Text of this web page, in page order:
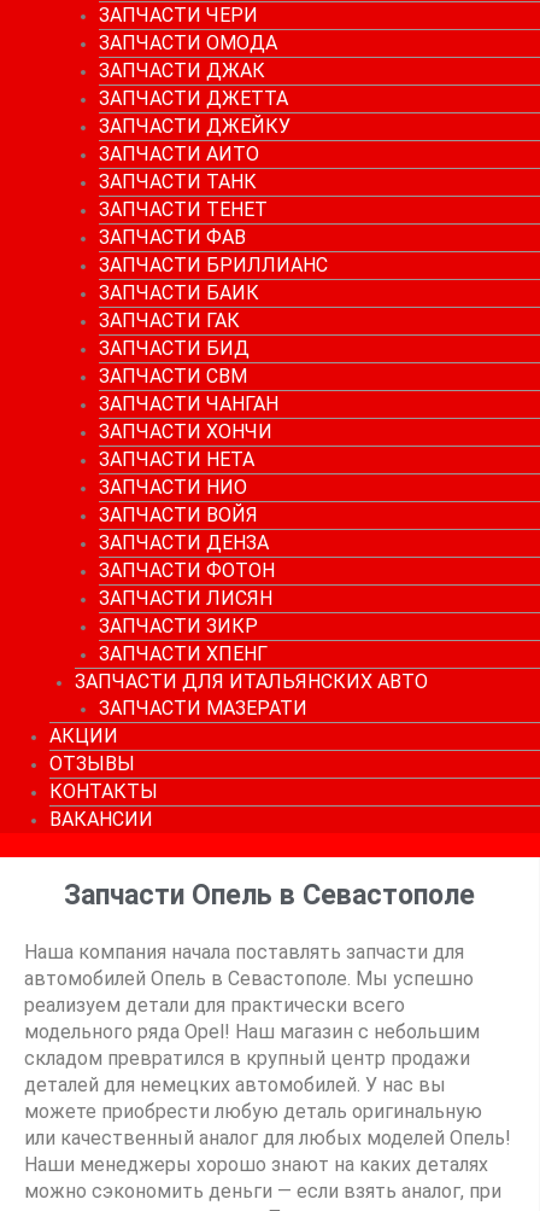
ЗАПЧАСТИ ЧЕРИ
ЗАПЧАСТИ ОМОДА
ЗАПЧАСТИ ДЖАК
ЗАПЧАСТИ ДЖЕТТА
ЗАПЧАСТИ ДЖЕЙКУ
ЗАПЧАСТИ АИТО
ЗАПЧАСТИ ТАНК
ЗАПЧАСТИ ТЕНЕТ
ЗАПЧАСТИ ФАВ
ЗАПЧАСТИ БРИЛЛИАНС
ЗАПЧАСТИ БАИК
ЗАПЧАСТИ ГАК
ЗАПЧАСТИ БИД
ЗАПЧАСТИ СВМ
ЗАПЧАСТИ ЧАНГАН
ЗАПЧАСТИ ХОНЧИ
ЗАПЧАСТИ НЕТА
ЗАПЧАСТИ НИО
ЗАПЧАСТИ ВОЙЯ
ЗАПЧАСТИ ДЕНЗА
ЗАПЧАСТИ ФОТОН
ЗАПЧАСТИ ЛИСЯН
ЗАПЧАСТИ ЗИКР
ЗАПЧАСТИ ХПЕНГ
ЗАПЧАСТИ ДЛЯ ИТАЛЬЯНСКИХ АВТО
ЗАПЧАСТИ МАЗЕРАТИ
АКЦИИ
ОТЗЫВЫ
КОНТАКТЫ
ВАКАНСИИ
Запчасти Опель в Севастополе
Наша компания начала поставлять запчасти для
автомобилей Опель в Севастополе. Мы успешно
реализуем детали для практически всего
модельного ряда Opel! Наш магазин с небольшим
складом превратился в крупный центр продажи
деталей для немецких автомобилей. У нас вы
можете приобрести любую деталь оригинальную
или качественный аналог для любых моделей Опель!
Наши менеджеры хорошо знают на каких деталях
можно сэкономить деньги — если взять аналог, при